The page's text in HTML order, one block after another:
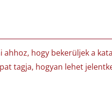
ahhoz, hogy bekerüljek a
tagja, hogyan lehet